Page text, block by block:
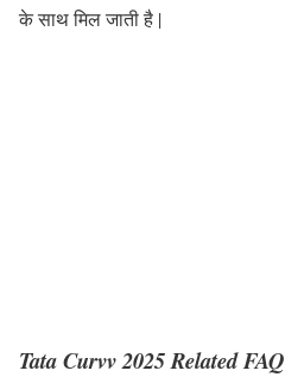
के साथ मिल जाती है |
Tata Curvv 2025 Related FAQ